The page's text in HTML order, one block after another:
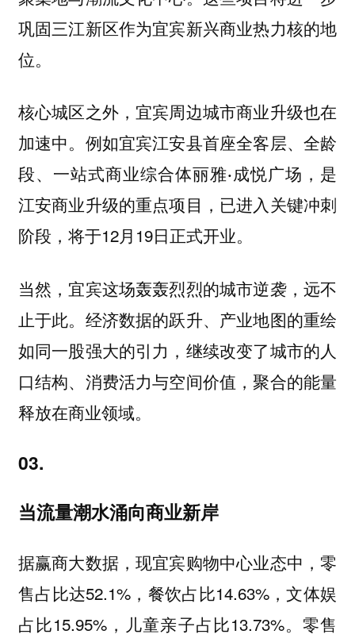
巩固三江新区作为宜宾新兴商业热力核的地
位。
核心城区之外，宜宾周边城市商业升级也在
加速中。例如宜宾江安县首座全客层、全龄
段、一站式商业综合体丽雅·成悦广场 ，是
江安商业升级的重点项目，已进入关键冲刺
阶段，将于12月19日正式开业。
当然，宜宾这场轰轰烈烈的城市逆袭，远不
止于此。经济数据的跃升、产业地图的重绘
如同一股强大的引力，继续改变了城市的人
口结构、消费活力与空间价值，聚合的能量
释放在商业领域。
03.
当流量潮水涌向商业新岸
据赢商大数据，现宜宾购物中心业态中，零
售占比达52.1%，餐饮占比14.63%，文体娱
占比15.95%，儿童亲子占比13.73%。零售